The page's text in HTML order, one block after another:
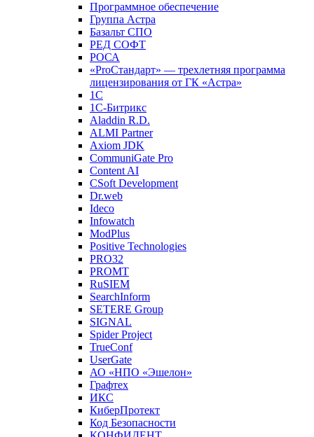
Программное обеспечение
Группа Астра
Базальт СПО
РЕД СОФТ
РОСА
«ProСтандарт» — трехлетняя программа
лицензирования от ГК «Астра»
1С
1С-Битрикc
Aladdin R.D.
ALMI Partner
Axiom JDK
CommuniGate Pro
Content AI
CSoft Development
Dr.web
Ideco
Infowatch
ModPlus
Positive Technologies
PRO32
PROMT
RuSIEM
SearchInform
SETERE Group
SIGNAL
Spider Project
TrueConf
UserGate
АО «НПО «Эшелон»
Графтех
ИКС
КиберПротект
Код Безопасности